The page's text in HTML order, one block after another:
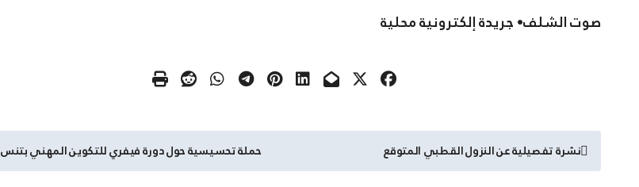
صوت الشلف• جريدة إلكترونية محلية
تصفّح
نشرة تفصيلية عن النزول القطبي المتوقع حملة تحسيسية حول دورة فيفري للتكوين المهني بتنس